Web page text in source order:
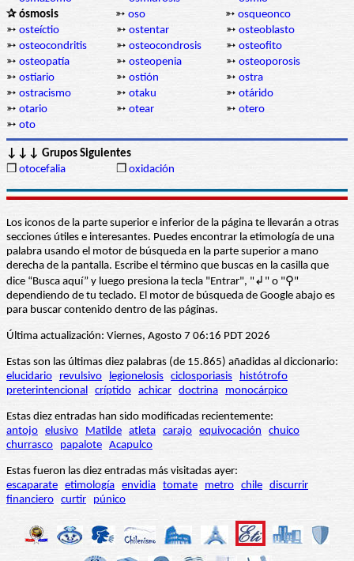
✰ ósmosis
➳ oso ➳ osqueonco
➳ osteíctio ➳ ostentar ➳ osteoblasto
➳ osteocondritis ➳ osteocondrosis ➳ osteofito
➳ osteopatía ➳ osteopenia ➳ osteoporosis
➳ ostiario ➳ ostión ➳ ostra
➳ ostracismo ➳ otaku ➳ otárido
➳ otario ➳ otear ➳ otero
➳ oto
↓↓↓ Grupos Siguientes
❒ otocefalia ❒ oxidación
Los iconos de la parte superior e inferior de la página te llevarán a otras
secciones útiles e interesantes. Puedes encontrar la etimología de una
palabra usando el motor de búsqueda en la parte superior a mano
derecha de la pantalla. Escribe el término que buscas en la casilla que
dice “Busca aquí” y luego presiona la tecla "Entrar", "↲" o "⚲"
dependiendo de tu teclado. El motor de búsqueda de Google abajo es
para buscar contenido dentro de las páginas.
Última actualización: Viernes, Agosto 7 06:16 PDT 2026
Estas son las últimas diez palabras (de 15.865) añadidas al diccionario:
elucidario
revulsivo legionelosis ciclosporiasis
histótrofo
preterintencional
críptido achicar doctrina monocárpico
Estas diez entradas han sido modificadas recientemente:
antojo elusivo Matilde atleta carajo equivocación
chuico
churrasco
papalote Acapulco
Estas fueron las diez entradas más visitadas ayer:
escaparate etimología envidia tomate metro chile discurrir
financiero curtir púnico